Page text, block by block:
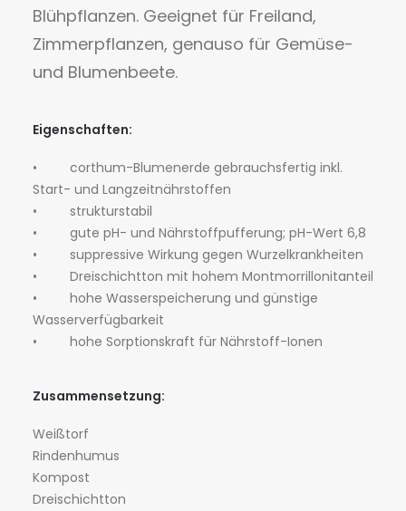
Blühpflanzen. Geeignet für Freiland,
Zimmerpflanzen, genauso für Gemüse-
und Blumenbeete.
Eigenschaften:
• corthum-Blumenerde gebrauchsfertig inkl.
Start- und Langzeitnährstoffen
• strukturstabil
• gute pH- und Nährstoffpufferung; pH-Wert 6,8
• suppressive Wirkung gegen Wurzelkrankheiten
• Dreischichtton mit hohem Montmorrillonitanteil
• hohe Wasserspeicherung und günstige
Wasserverfügbarkeit
• hohe Sorptionskraft für Nährstoff-Ionen
Zusammensetzung:
Weißtorf
Rindenhumus
Kompost
Dreischichtton